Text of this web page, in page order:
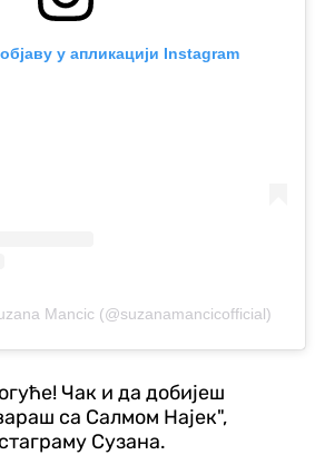
у апликацији Instagram
Mancic (@suzanamancicofficial)
Чак и да добијеш
са Салмом Haјeк",
Сузана.